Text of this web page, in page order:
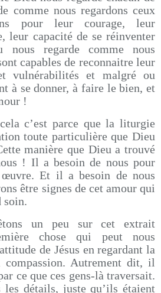
comme nous regardons ceux
pour leur courage, leur
leur capacité de se réinventer
nous regarde comme nous
capables de reconnaitre leur
vulnérabilités et malgré ou
à se donner, à faire le bien, et
!
c’est parce que la liturgie
toute particulière que Dieu
manière que Dieu a trouvé
! Il a besoin de nous pour
Et il a besoin de nous
être signes de cet amour qui
soin.
un peu sur cet extrait
chose qui peut nous
de Jésus en regardant la
Autrement dit, il
ce que ces gens-là traversait.
les détails, juste qu’ils étaient